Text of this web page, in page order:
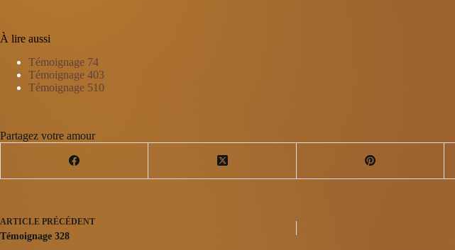
À lire aussi
Témoignage 74
Témoignage 403
Témoignage 510
Partagez votre amour
ARTICLE PRÉCÉDENT
Témoignage 328